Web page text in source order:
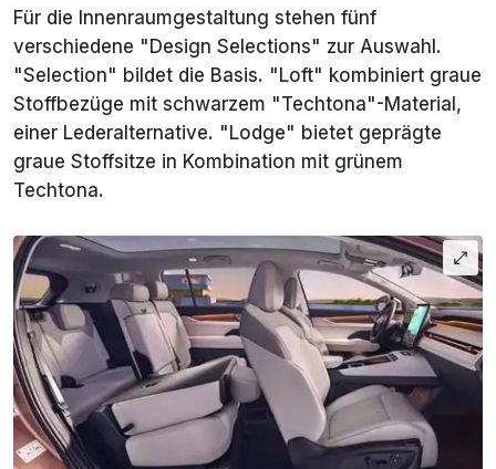
Für die Innenraumgestaltung stehen fünf
verschiedene "Design Selections" zur Auswahl.
"Selection" bildet die Basis. "Loft" kombiniert graue
Stoffbezüge mit schwarzem "Techtona"-Material,
einer Lederalternative. "Lodge" bietet geprägte
graue Stoffsitze in Kombination mit grünem
Techtona.